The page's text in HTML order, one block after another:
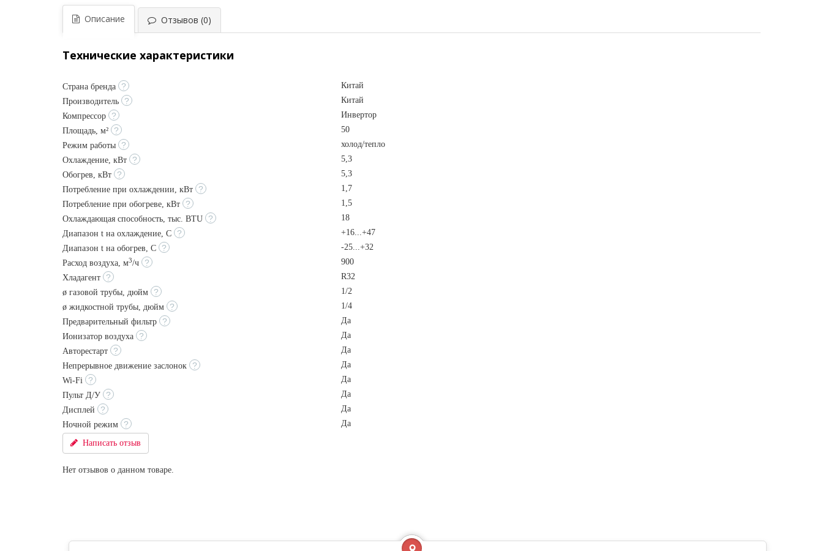
Описание Отзывов (0)
Технические характеристики
Страна бренда ?
Китай
Производитель
?
Китай
Компрессор
?
Инвертор
Площадь, м²
?
50
Режим работы
?
холод/тепло
Охлаждение, кВт
?
5,3
Обогрев, кВт
?
5,3
Потребление при охлаждении, кВт
?
1,7
Потребление при обогреве, кВт
?
1,5
Охлаждающая способность, тыс. BTU
?
18
Диапазон t на охлаждение, С
?
+16...+47
Диапазон t на обогрев, С
?
-25...+32
Расход воздуха, м3/ч ?
900
Хладагент
?
R32
ø газовой трубы, дюйм
?
1/2
ø жидкостной трубы, дюйм
?
1/4
Предварительный фильтр
?
Да
Ионизатор воздуха
?
Да
Авторестарт
?
Да
Непрерывное движение заслонок
?
Да
Wi-Fi
?
Да
Пульт Д/У
?
Да
Дисплей
?
Да
Ночной режим
? Да
Написать отзыв
Нет отзывов о данном товаре.